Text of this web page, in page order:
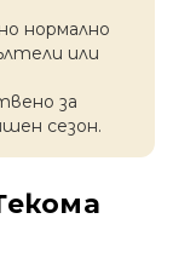
нормално
или
за
сезон.